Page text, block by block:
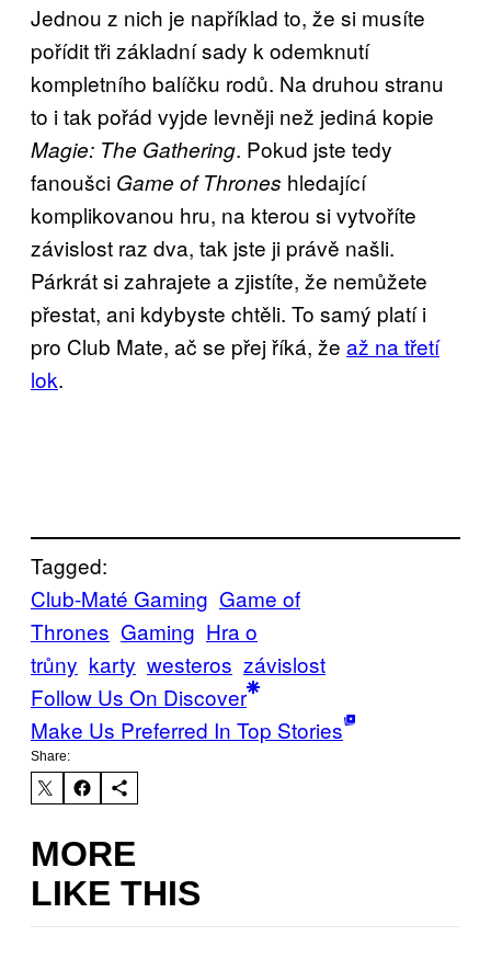
Jednou z nich je například to, že si musíte
pořídit tři základní sady k odemknutí
kompletního balíčku rodů. Na druhou stranu
to i tak pořád vyjde levněji než jediná kopie
Magie: The Gathering. Pokud jste tedy
fanoušci Game of Thrones hledající
komplikovanou hru, na kterou si vytvoříte
závislost raz dva, tak jste ji právě našli.
Párkrát si zahrajete a zjistíte, že nemůžete
přestat, ani kdybyste chtěli. To samý platí i
pro Club Mate, ač se přej říká, že až na třetí
lok.
Tagged:
Club-Maté Gaming Game of
Thrones Gaming Hra o
trůny karty westeros závislost
Follow Us On Discover
Make Us Preferred In Top Stories
Share:
MORE
LIKE THIS